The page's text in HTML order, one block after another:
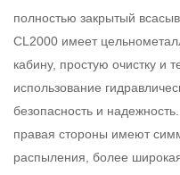
полностью закрытый
CL2000 имеет
кабину, простую очистку и
использование
безопасность и
правая стороны имеют
распыления, более широкая